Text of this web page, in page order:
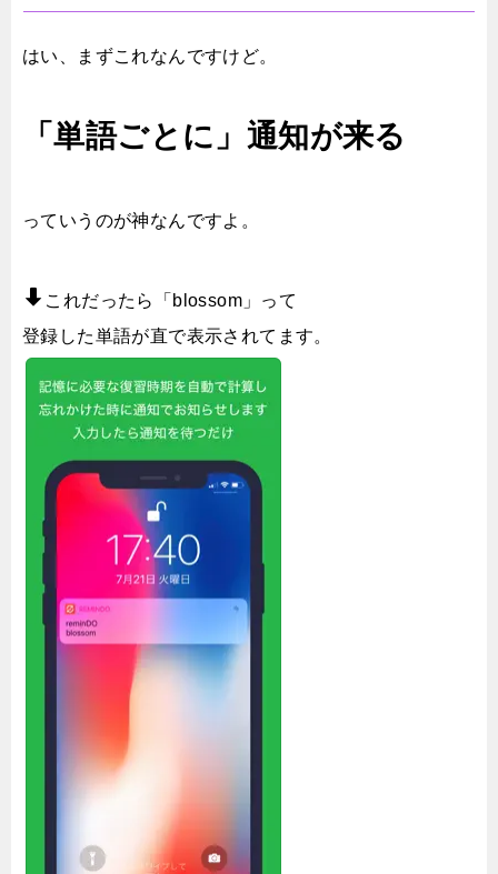
はい、まずこれなんですけど。
「単語ごとに」通知が来る
っていうのが神なんですよ。
これだったら「blossom」って
登録した単語が直で表示されてます。